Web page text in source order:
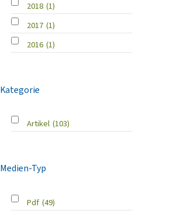
2018 (1)
2017 (1)
2016 (1)
Kategorie
Artikel (103)
Medien-Typ
Pdf (49)